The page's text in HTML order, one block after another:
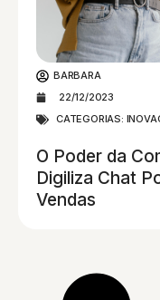
BARBARA
22/12/2023
CATEGORIAS:
O Poder da
Digiliza Chat
Vendas